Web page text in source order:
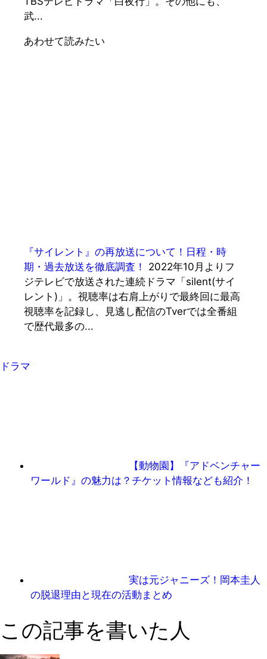
武...
あわせて読みたい
『サイレント』の再放送について！日程・時
期・過去放送を徹底調査！
2022年10月よりフ
ジテレビで放送された連続ドラマ「silent(サイ
レント)」。視聴率は右肩上がりで最終回に最高
視聴率を記録し、見逃し配信のTverでは全番組
で歴代最多の...
ドラマ
【動物園】『アドベンチャー
ワールド』の魅力は？チケット情報なども紹介！
実は元ジャニーズ！岡本圭人
の脱退理由と現在の活動まとめ
この記事を書いた人